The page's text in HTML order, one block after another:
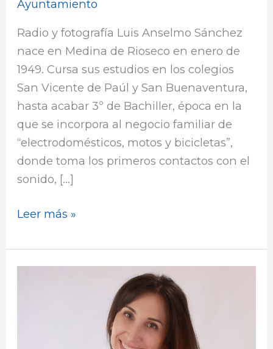
Ayuntamiento
Radio y fotografía Luis Anselmo Sánchez
nace en Medina de Rioseco en enero de
1949. Cursa sus estudios en los colegios
San Vicente de Paúl y San Buenaventura,
hasta acabar 3º de Bachiller, época en la
que se incorpora al negocio familiar de
“electrodomésticos, motos y bicicletas”,
donde toma los primeros contactos con el
sonido, […]
con
Anselmo
Sánchez
Leer más »